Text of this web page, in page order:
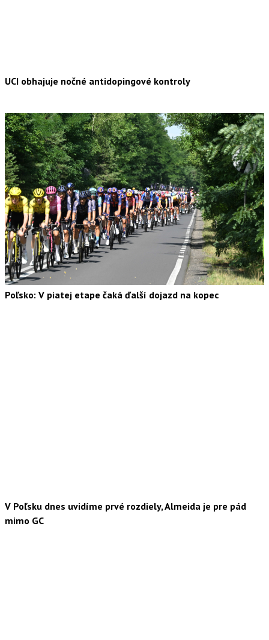
UCI obhajuje nočné antidopingové kontroly
Poľsko: V piatej etape čaká ďalší dojazd na kopec
V Poľsku dnes uvidíme prvé rozdiely, Almeida je pre pád
mimo GC